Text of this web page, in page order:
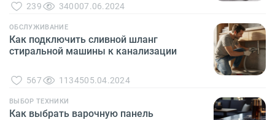
239 340007.06.2024
ОБСЛУЖИВАНИЕ
Как подключить сливной шланг
стиральной машины к канализации
567 1134505.04.2024
ВЫБОР ТЕХНИКИ
Как выбрать варочную панель